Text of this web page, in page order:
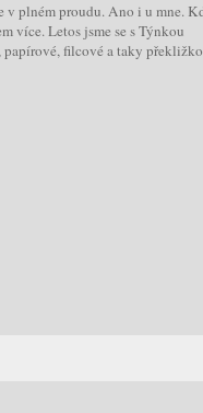
v plném proudu. Ano i u mne.
více. Letos jsme se s Týnkou
filcové a taky